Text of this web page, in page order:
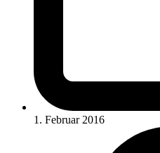
1. Februar 2016